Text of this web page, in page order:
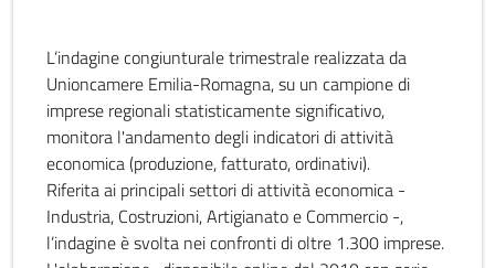
L’indagine congiunturale trimestrale realizzata da
Unioncamere Emilia-Romagna, su un campione di
imprese regionali statisticamente significativo,
monitora l'andamento degli indicatori di attività
economica (produzione, fatturato, ordinativi).
Riferita ai principali settori di attività economica -
Industria, Costruzioni, Artigianato e Commercio -,
l’indagine è svolta nei confronti di oltre 1.300 imprese.